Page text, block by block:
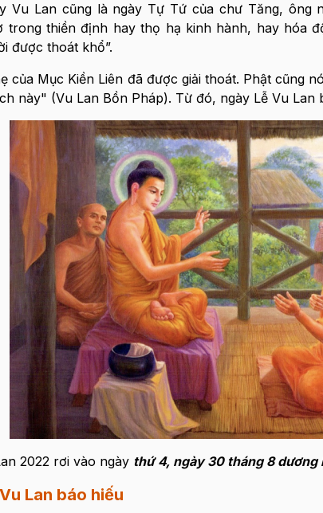
Vu Lan cũng là ngày Tự Tứ của chư Tăng,
trong thiền định hay thọ hạ kinh hành, hay hóa
được thoát khổ”.
của Mục Kiền Liên đã được giải thoát. Phật cũng
này" (Vu Lan Bồn Pháp). Từ đó, ngày Lễ Vu Lan
2022 rơi vào ngày thứ 4, ngày 30 tháng 8 dương
Lan báo hiếu